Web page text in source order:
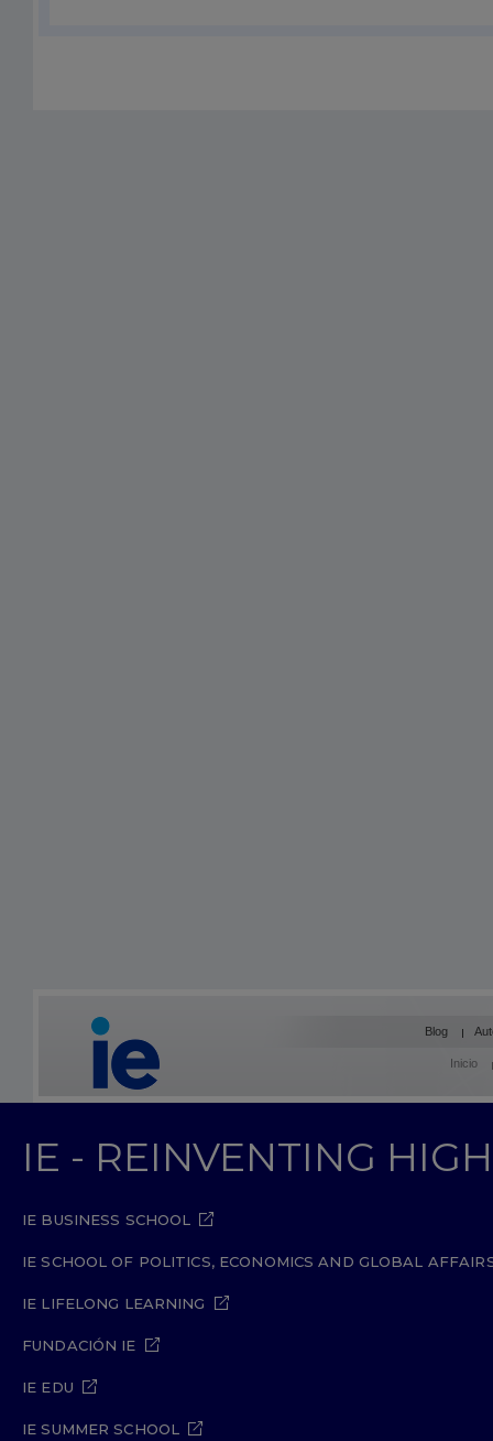
Blog
Inicio
IE - REINVENTING
IE BUSINESS SCHOOL
IE SCHOOL OF POLITICS, ECONOMICS AND GLOBAL
IE LIFELONG LEARNING
FUNDACIÓN IE
IE EDU
IE SUMMER SCHOOL